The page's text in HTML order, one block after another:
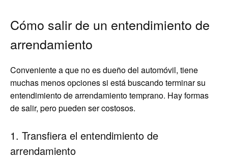
Cómo salir de un entendimiento de
arrendamiento
Conveniente a que no es dueño del automóvil, tiene
muchas menos opciones si está buscando terminar su
entendimiento de arrendamiento temprano. Hay formas
de salir, pero pueden ser costosos.
1. Transfiera el entendimiento de
arrendamiento